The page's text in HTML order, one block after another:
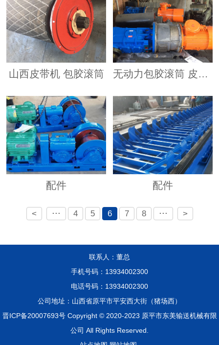
山西皮带机 包胶滚筒 无动力包胶滚筒 皮带机配件 低噪音
配件 配件
< ··· 4 5 6 7 8 ··· >
联系人：董总
手机号码：13934002300
电话号码：13934002300
公司地址：山西省原平市平安西大街（猪场西）
晋ICP备20007693号Copyright © 2020-2023 原平市东美输送机械有限
公司 All Rights Reserved.